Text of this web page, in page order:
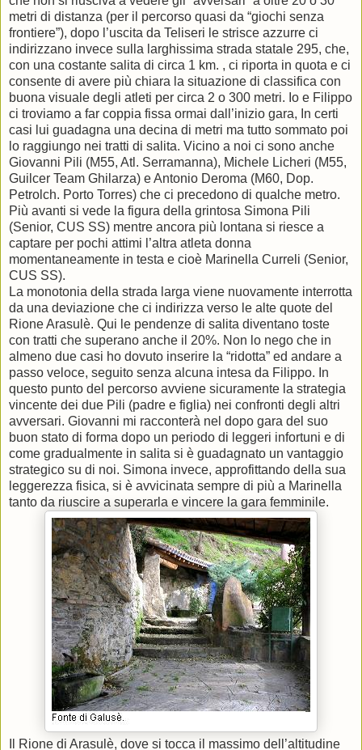
metri di distanza (per il percorso quasi da “giochi senza
frontiere”), dopo l’uscita da Teliseri le strisce azzurre ci
indirizzano invece sulla larghissima strada statale 295, che,
con una costante salita di circa 1 km. , ci riporta in quota e ci
consente di avere più chiara la situazione di classifica con
buona visuale degli atleti per circa 2 o 300 metri. Io e Filippo
ci troviamo a far coppia fissa ormai dall’inizio gara, In certi
casi lui guadagna una decina di metri ma tutto sommato poi
lo raggiungo nei tratti di salita. Vicino a noi ci sono anche
Giovanni Pili (M55, Atl. Serramanna), Michele Licheri (M55,
Guilcer Team Ghilarza) e Antonio Deroma (M60, Dop.
Petrolch. Porto Torres) che ci precedono di qualche metro.
Più avanti si vede la figura della grintosa Simona Pili
(Senior, CUS SS) mentre ancora più lontana si riesce a
captare per pochi attimi l’altra atleta donna
momentaneamente in testa e cioè Marinella Curreli (Senior,
CUS SS).
La monotonia della strada larga viene nuovamente interrotta
da una deviazione che ci indirizza verso le alte quote del
Rione Arasulè. Qui le pendenze di salita diventano toste
con tratti che superano anche il 20%. Non lo nego che in
almeno due casi ho dovuto inserire la “ridotta” ed andare a
passo veloce, seguito senza alcuna intesa da Filippo. In
questo punto del percorso avviene sicuramente la strategia
vincente dei due Pili (padre e figlia) nei confronti degli altri
avversari. Giovanni mi racconterà nel dopo gara del suo
buon stato di forma dopo un periodo di leggeri infortuni e di
come gradualmente in salita si è guadagnato un vantaggio
strategico su di noi. Simona invece, approfittando della sua
leggerezza fisica, si è avvicinata sempre di più a Marinella
tanto da riuscire a superarla e vincere la gara femminile.
Il Rione di Arasulè, dove si tocca il massimo dell’altitudine